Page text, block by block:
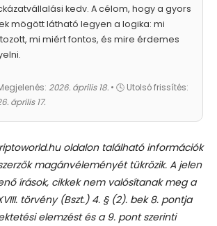
kedv. A célom, hogy a gyors
mögött látható legyen a logika: mi
mi miért fontos, és mire érdemes
2026. április 18. • 🕓 Utolsó frissítés:
április 17.
oldalon található információk
magánvéleményét tükrözik. A jelen
írások, cikkek nem valósítanak meg a
törvény (Bszt.) 4. § (2). bek 8. pontja
elemzést és a 9. pont szerinti